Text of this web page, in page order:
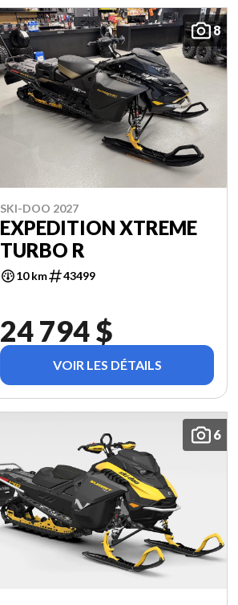
8
SKI-DOO 2027
EXPEDITION XTREME
TURBO R
10 km 43499
24 794 $
VOIR LES DÉTAILS
6